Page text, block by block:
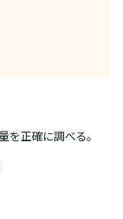
正確に調べる。